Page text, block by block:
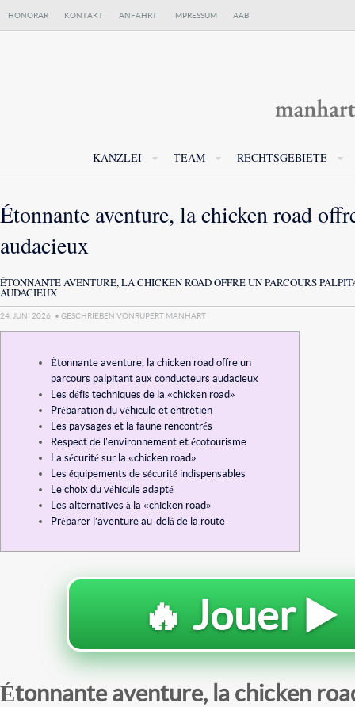
HONORAR KONTAKT ANFAHRT IMPRESSUM AAB
KANZLEI TEAM RECHTSGEBIETE
Étonnante aventure, la chicken road
audacieux
ÉTONNANTE AVENTURE, LA CHICKEN ROAD OFFRE UN PARCOURS
AUDACIEUX
24. JUNI 2026 • GESCHRIEBEN VONRUPERT MANHART
Étonnante aventure, la chicken road offre un
parcours palpitant aux conducteurs audacieux
Les défis techniques de la «chicken road»
Préparation du véhicule et entretien
Les paysages et la faune rencontrés
Respect de l'environnement et écotourisme
La sécurité sur la «chicken road»
Les équipements de sécurité indispensables
Le choix du véhicule adapté
Les alternatives à la «chicken road»
Préparer l’aventure au-delà de la route
🔥 Jouer ▶️
Étonnante aventure, la chicken